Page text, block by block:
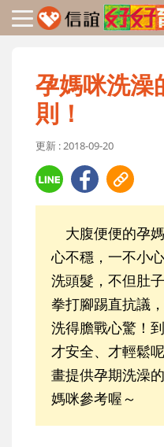
孕媽咪洗澡
則！
更新 : 2018-09-20
大腹便便的孕
心不穩，一不小
洗頭髮，不但肚
拳打腳踢直抗議
洗得膽戰心驚！
才安全、才輕鬆
畫提供孕期洗澡
媽咪參考喔～